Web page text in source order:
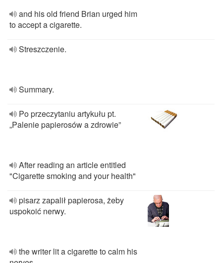
and his old friend Brian urged him
to accept a cigarette.
Streszczenie.
Summary.
Po przeczytaniu artykułu pt.
„Palenie papierosów a zdrowie”
After reading an article entitled
"Cigarette smoking and your health"
pisarz zapalił papierosa, żeby
uspokoić nerwy.
the writer lit a cigarette to calm his